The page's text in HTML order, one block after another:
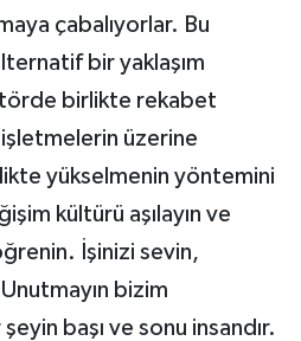
çabalıyorlar. Bu
bir yaklaşım
birlikte rekabet
üzerine
yükselmenin yöntemini
kültürü aşılayın ve
İşinizi sevin,
bizim
başı ve sonu insandır.